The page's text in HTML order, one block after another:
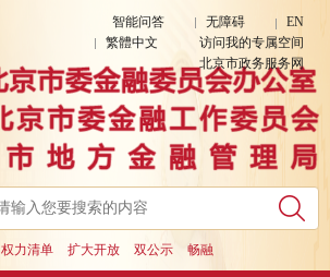
智能问答 无障碍
EN
繁體中文
访问我的专属空间
北京市政务服务网
权力清单 扩大开放 双公示 畅融